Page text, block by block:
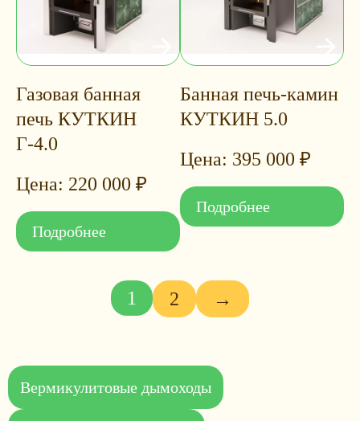
Газовая банная
печь КУТКИН
Г-4.0
220 000 ₽
Подробнее
Банная печь-камин
КУТКИН 5.0
395 000 ₽
Подробнее
1 2 →
Вермикулитовые дымоходы